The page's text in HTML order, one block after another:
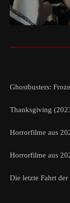
Ghostbusters:
Thanksgiving
Horrorfilme aus
Horrorfilme aus
Die letzte Fahrt